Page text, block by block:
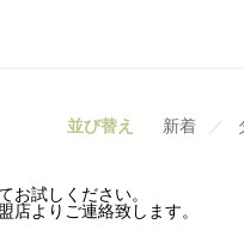
並び替え 新着 ／
お試しください。
店よりご連絡致します。